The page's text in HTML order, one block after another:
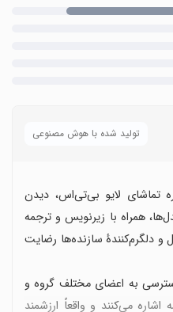
تولید شده با هوش مصنوعی
تماشای لایو بی‌تی‌اس، دیدن
همراه با زیرنویس و ترجمه
و دلگرم‌کنندهٔ سازنده‌ها رضایت
به اعضای مختلف گروه و
می‌کنند و واقعاً ارزشمند